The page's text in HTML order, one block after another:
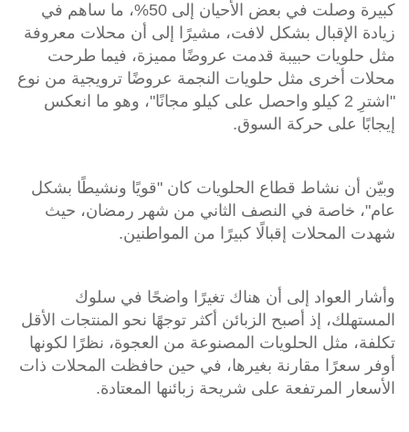
كبيرة وصلت في بعض الأحيان إلى 50%، ما ساهم في
زيادة الإقبال بشكل لافت، مشيرًا إلى أن محلات معروفة
مثل حلويات حبيبة قدمت عروضًا مميزة، فيما طرحت
محلات أخرى مثل حلويات النجمة عروضًا ترويجية من نوع
"اشترِ 2 كيلو واحصل على كيلو مجانًا"، وهو ما انعكس
إيجابًا على حركة السوق.
وبيّن أن نشاط قطاع الحلويات كان "قويًا ونشيطًا بشكل
عام"، خاصة في النصف الثاني من شهر رمضان، حيث
شهدت المحلات إقبالًا كبيرًا من المواطنين.
وأشار العواد إلى أن هناك تغيرًا واضحًا في سلوك
المستهلك، إذ أصبح الزبائن أكثر توجهًا نحو المنتجات الأقل
تكلفة، مثل الحلويات المصنوعة من العجوة، نظرًا لكونها
أوفر سعرًا مقارنة بغيرها، في حين حافظت المحلات ذات
الأسعار المرتفعة على شريحة زبائنها المعتادة.